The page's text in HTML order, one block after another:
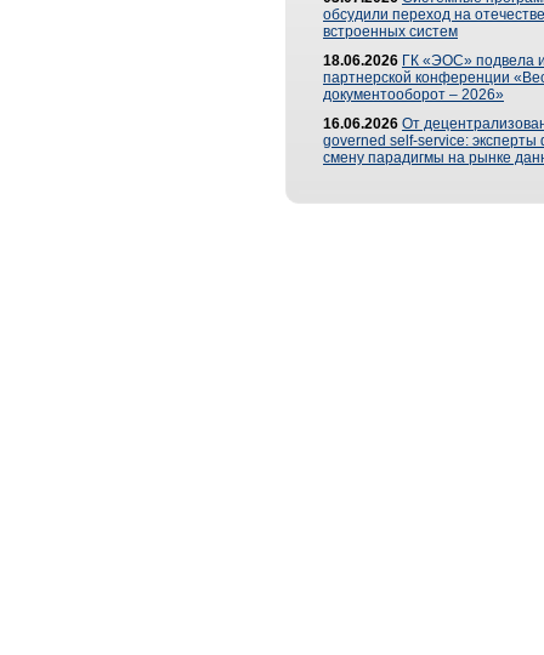
обсудили переход на
встроенных систем
18.06.2026 ГК «ЭОС» подвела
партнерской конференции
документооборот – 2026»
16.06.2026 От
governed self-service: эксперты
смену парадигмы на рынке